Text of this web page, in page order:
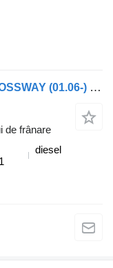
Foot brake valve Knorr-Bremse CROSSWAY (01.06-) K024928 pentru autobuz Irisbus Arway, Crossway, Crealis, Magelys, Proway, Daily Tourys (2006-)
de frânare
diesel